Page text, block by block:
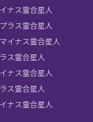
ナス霊合星人
ラス霊合星人
イナス霊合星人
ス霊合星人
ナス霊合星人
ス霊合星人
ナス霊合星人